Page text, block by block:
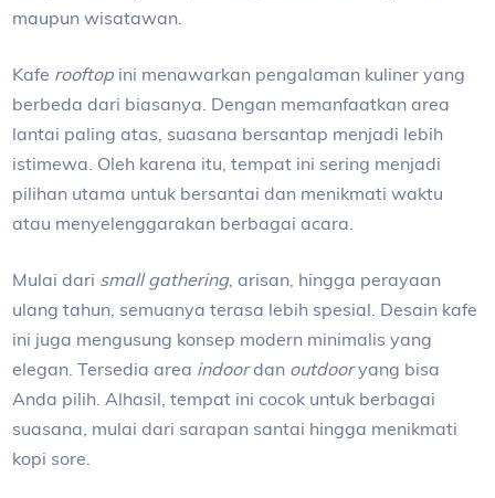
maupun wisatawan.
Kafe rooftop ini menawarkan pengalaman kuliner yang
berbeda dari biasanya. Dengan memanfaatkan area
lantai paling atas, suasana bersantap menjadi lebih
istimewa. Oleh karena itu, tempat ini sering menjadi
pilihan utama untuk bersantai dan menikmati waktu
atau menyelenggarakan berbagai acara.
Mulai dari small gathering, arisan, hingga perayaan
ulang tahun, semuanya terasa lebih spesial. Desain kafe
ini juga mengusung konsep modern minimalis yang
elegan. Tersedia area indoordan outdooryang bisa
Anda pilih. Alhasil, tempat ini cocok untuk berbagai
suasana, mulai dari sarapan santai hingga menikmati
kopi sore.